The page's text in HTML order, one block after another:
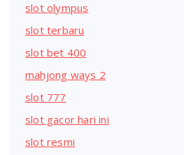
slot olympus
slot terbaru
slot bet 400
mahjong ways 2
slot 777
slot gacor hari ini
slot resmi